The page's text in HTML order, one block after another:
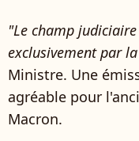
"Le champ
exclusivement par
Ministre. Une
agréable pour
Macron.